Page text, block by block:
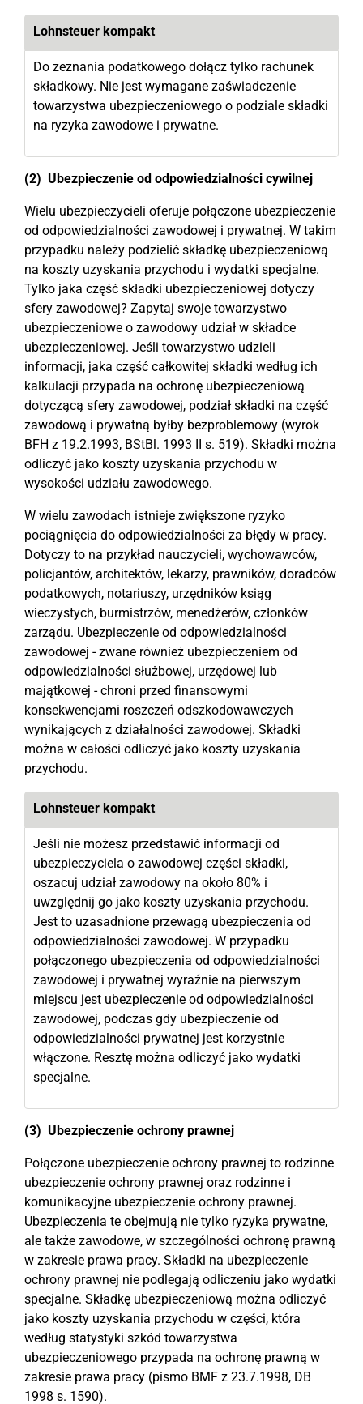
Lohnsteuer kompakt
Do zeznania podatkowego dołącz tylko rachunek
składkowy. Nie jest wymagane zaświadczenie
towarzystwa ubezpieczeniowego o podziale składki
na ryzyka zawodowe i prywatne.
(2) Ubezpieczenie od odpowiedzialności cywilnej
Wielu ubezpieczycieli oferuje połączone ubezpieczenie
od odpowiedzialności zawodowej i prywatnej. W takim
przypadku należy podzielić składkę ubezpieczeniową
na koszty uzyskania przychodu i wydatki specjalne.
Tylko jaka część składki ubezpieczeniowej dotyczy
sfery zawodowej? Zapytaj swoje towarzystwo
ubezpieczeniowe o zawodowy udział w składce
ubezpieczeniowej. Jeśli towarzystwo udzieli
informacji, jaka część całkowitej składki według ich
kalkulacji przypada na ochronę ubezpieczeniową
dotyczącą sfery zawodowej, podział składki na część
zawodową i prywatną byłby bezproblemowy (wyrok
BFH z 19.2.1993, BStBl. 1993 II s. 519). Składki można
odliczyć jako koszty uzyskania przychodu w
wysokości udziału zawodowego.
W wielu zawodach istnieje zwiększone ryzyko
pociągnięcia do odpowiedzialności za błędy w pracy.
Dotyczy to na przykład nauczycieli, wychowawców,
policjantów, architektów, lekarzy, prawników, doradców
podatkowych, notariuszy, urzędników ksiąg
wieczystych, burmistrzów, menedżerów, członków
zarządu. Ubezpieczenie od odpowiedzialności
zawodowej - zwane również ubezpieczeniem od
odpowiedzialności służbowej, urzędowej lub
majątkowej - chroni przed finansowymi
konsekwencjami roszczeń odszkodowawczych
wynikających z działalności zawodowej. Składki
można w całości odliczyć jako koszty uzyskania
przychodu.
Lohnsteuer kompakt
Jeśli nie możesz przedstawić informacji od
ubezpieczyciela o zawodowej części składki,
oszacuj udział zawodowy na około 80% i
uwzględnij go jako koszty uzyskania przychodu.
Jest to uzasadnione przewagą ubezpieczenia od
odpowiedzialności zawodowej. W przypadku
połączonego ubezpieczenia od odpowiedzialności
zawodowej i prywatnej wyraźnie na pierwszym
miejscu jest ubezpieczenie od odpowiedzialności
zawodowej, podczas gdy ubezpieczenie od
odpowiedzialności prywatnej jest korzystnie
włączone. Resztę można odliczyć jako wydatki
specjalne.
(3) Ubezpieczenie ochrony prawnej
Połączone ubezpieczenie ochrony prawnej to rodzinne
ubezpieczenie ochrony prawnej oraz rodzinne i
komunikacyjne ubezpieczenie ochrony prawnej.
Ubezpieczenia te obejmują nie tylko ryzyka prywatne,
ale także zawodowe, w szczególności ochronę prawną
w zakresie prawa pracy. Składki na ubezpieczenie
ochrony prawnej nie podlegają odliczeniu jako wydatki
specjalne. Składkę ubezpieczeniową można odliczyć
jako koszty uzyskania przychodu w części, która
według statystyki szkód towarzystwa
ubezpieczeniowego przypada na ochronę prawną w
zakresie prawa pracy (pismo BMF z 23.7.1998, DB
1998 s. 1590).